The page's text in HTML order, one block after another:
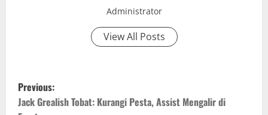
Administrator
View All Posts
P
o
Previous:
Jack Grealish Tobat: Kurangi Pesta, Assist Mengalir di